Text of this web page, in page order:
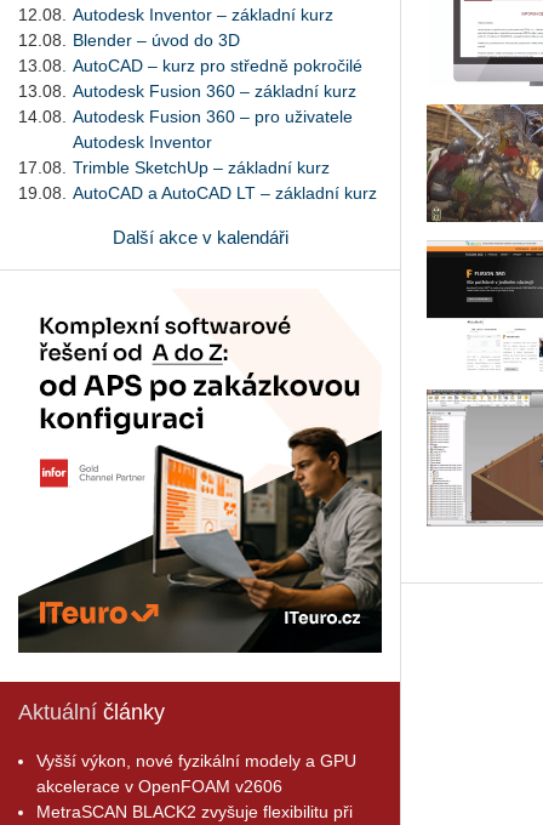
12.08.
Autodesk Inventor – základní kurz
12.08.
Blender – úvod do 3D
13.08.
AutoCAD – kurz pro středně pokročilé
13.08.
Autodesk Fusion 360 – základní kurz
14.08.
Autodesk Fusion 360 – pro uživatele
Autodesk Inventor
17.08.
Trimble SketchUp – základní kurz
19.08.
AutoCAD a AutoCAD LT – základní kurz
Další akce v kalendáři
Aktuální články
Vyšší výkon, nové fyzikální modely a GPU
akcelerace v OpenFOAM v2606
MetraSCAN BLACK2 zvyšuje flexibilitu při